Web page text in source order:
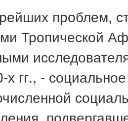
проблем,
Тропической
х гг., -